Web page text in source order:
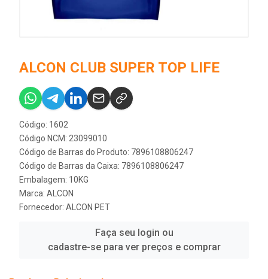
ALCON CLUB SUPER TOP LIFE
Código: 1602
Código NCM: 23099010
Código de Barras do Produto: 7896108806247
Código de Barras da Caixa: 7896108806247
Embalagem: 10KG
Marca: ALCON
Fornecedor: ALCON PET
Faça seu login ou
cadastre-se para ver preços e comprar